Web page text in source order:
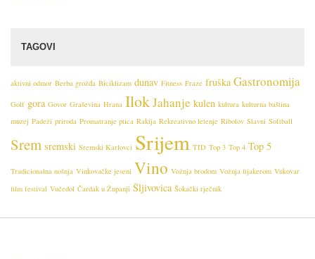
TAGOVI
aktivni odmor Berba grožđa Biciklizam dunav Fitness Fraze fruška Gastronomija
Golf gora Govor Graševina Hrana IlokJahanje kulen kultura kulturna baština
muzej Padeži priroda Promatranje ptica Rakija Rekreativno letenje Ribolov Slavni Softball
Srem sremski Sremski Karlovci Srijem TID Top 3 Top 4 Top 5
Tradicionalna nošnja Vinkovačke jeseni Vino Vožnja brodom Vožnja fijakerom Vukovar
film festival Vučedol Čardak u Županji Šljivovica Šokački rječnik